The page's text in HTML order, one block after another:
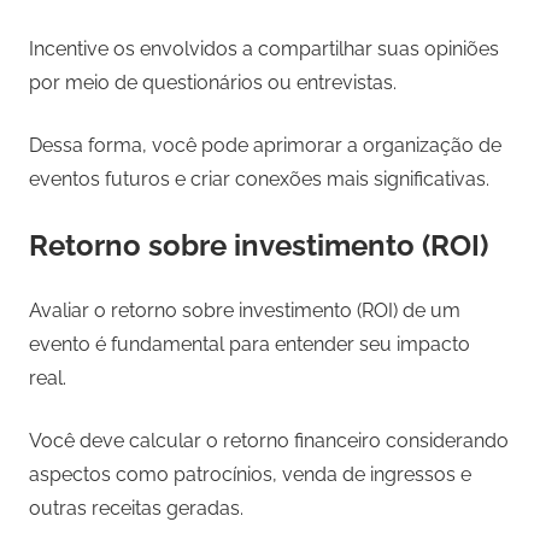
Incentive os envolvidos a compartilhar suas opiniões
por meio de questionários ou entrevistas.
Dessa forma, você pode aprimorar a organização de
eventos futuros e criar conexões mais significativas.
Retorno sobre investimento (ROI)
Avaliar o retorno sobre investimento (ROI) de um
evento é fundamental para entender seu impacto
real.
Você deve calcular o retorno financeiro considerando
aspectos como patrocínios, venda de ingressos e
outras receitas geradas.